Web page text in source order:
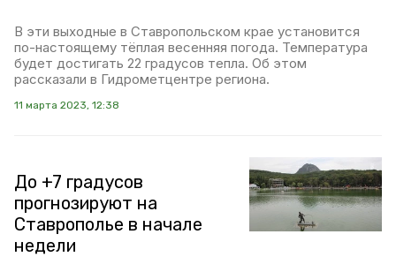
В эти выходные в Ставропольском крае установится
по-настоящему тёплая весенняя погода. Температура
будет достигать 22 градусов тепла. Об этом
рассказали в Гидрометцентре региона.
11 марта 2023, 12:38
До +7 градусов
прогнозируют на
Ставрополье в начале
недели